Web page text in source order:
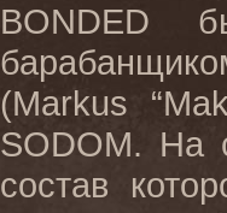
BONDED
(Markus
SODOM. На
состав